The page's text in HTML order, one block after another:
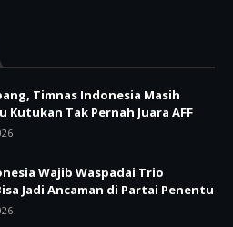
Timnas Indonesia Masih
Kutukan Tak Pernah Juara AFF
Wajib Waspadai Trio
Jadi Ancaman di Partai Penentu